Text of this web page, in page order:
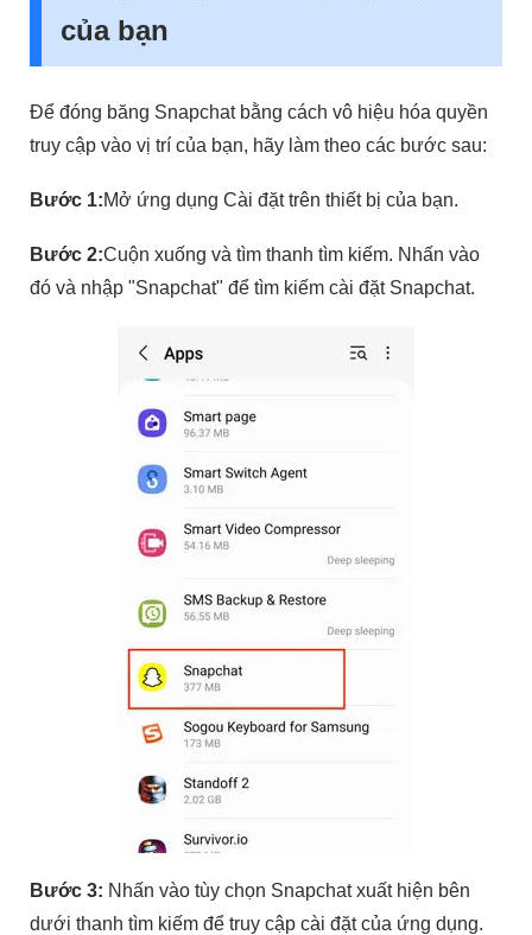
của bạn
Để đóng băng Snapchat bằng cách vô hiệu hóa quyền
truy cập vào vị trí của bạn, hãy làm theo các bước sau:
Bước 1:Mở ứng dụng Cài đặt trên thiết bị của bạn.
Bước 2:Cuộn xuống và tìm thanh tìm kiếm. Nhấn vào
đó và nhập "Snapchat" để tìm kiếm cài đặt Snapchat.
Bước 3: Nhấn vào tùy chọn Snapchat xuất hiện bên
dưới thanh tìm kiếm để truy cập cài đặt của ứng dụng.